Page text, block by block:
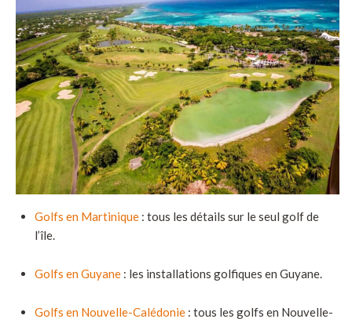
Golfs en Martinique : tous les détails sur le seul golf de
l’île.
Golfs en Guyane : les installations golfiques en Guyane.
Golfs en Nouvelle-Calédonie : tous les golfs en Nouvelle-